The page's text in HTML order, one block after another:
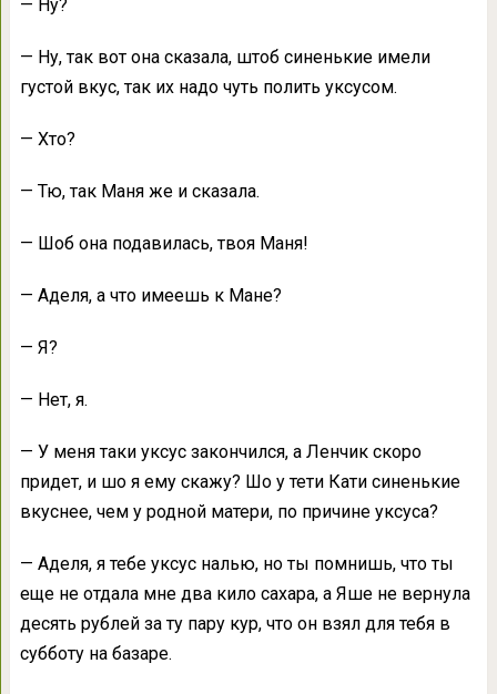
— Ну?
— Ну, так вот она сказала, штоб синенькие имели
густой вкус, так их надо чуть полить уксусом.
— Хто?
— Тю, так Маня же и сказала.
— Шоб она подавилась, твоя Маня!
— Аделя, а что имеешь к Мане?
— Я?
— Нет, я.
— У меня таки уксус закончился, а Ленчик скоро
придет, и шо я ему скажу? Шо у тети Кати синенькие
вкуснее, чем у родной матери, по причине уксуса?
— Аделя, я тебе уксус налью, но ты помнишь, что ты
еще не отдала мне два кило сахара, а Яше не вернула
десять рублей за ту пару кур, что он взял для тебя в
субботу на базаре.